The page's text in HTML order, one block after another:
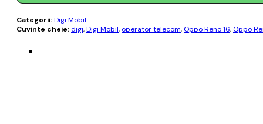
Categorii:Digi Mobil
Cuvinte cheie: digi,Digi Mobil, operator telecom, Oppo Reno 16, Oppo